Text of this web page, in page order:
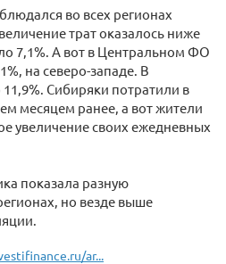
во всех регионах
трат оказалось ниже
7,1%. А вот в Центральном ФО
на северо-западе. В
Сибиряки потратили в
месяцем ранее, а вот жители
увеличение своих ежедневных
показала разную
но везде выше
ar...